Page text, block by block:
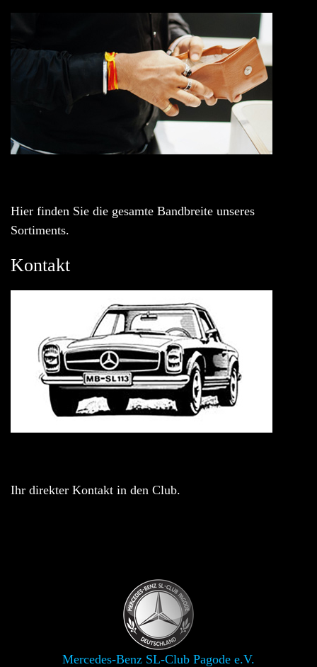
Hier finden Sie die gesamte Bandbreite unseres
Sortiments.
Kontakt
Ihr direkter Kontakt in den Club.
Mercedes-Benz SL-Club Pagode e.V.